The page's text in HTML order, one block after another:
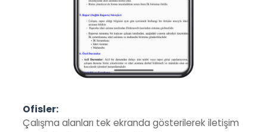
Ofisler:
Çalışma alanları tek ekranda gösterilerek iletişim